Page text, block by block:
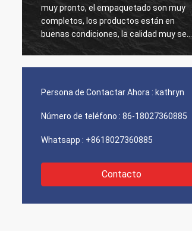
pronto, el empaquetado son muy
los productos están en
condiciones, la calidad muy se
el precio del producto y la
Persona de Contactar Ahora : kathryn
Número de teléfono : 86-18027360885
Whatsapp : +8618027360885
Contacto